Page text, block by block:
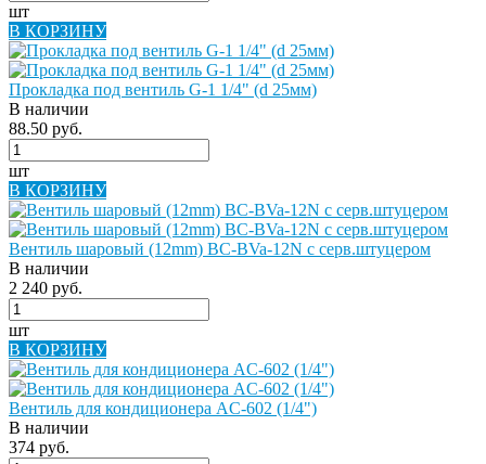
шт
В КОРЗИНУ
Прокладка под вентиль G-1 1/4" (d 25мм)
В наличии
88.50 руб.
шт
В КОРЗИНУ
Вентиль шаровый (12mm) BC-BVa-12N с серв.штуцером
В наличии
2 240 руб.
шт
В КОРЗИНУ
Вентиль для кондиционера AC-602 (1/4")
В наличии
374 руб.